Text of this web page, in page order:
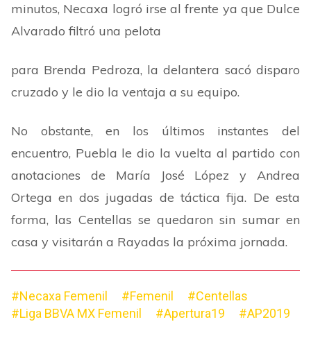
minutos, Necaxa logró irse al frente ya que Dulce
Alvarado filtró una pelota
para Brenda Pedroza, la delantera sacó disparo
cruzado y le dio la ventaja a su equipo.
No obstante, en los últimos instantes del
encuentro, Puebla le dio la vuelta al partido con
anotaciones de María José López y Andrea
Ortega en dos jugadas de táctica fija. De esta
forma, las Centellas se quedaron sin sumar en
casa y visitarán a Rayadas la próxima jornada.
#Necaxa Femenil #Femenil
#Centellas
#Liga BBVA MX Femenil
#Apertura19 #AP2019